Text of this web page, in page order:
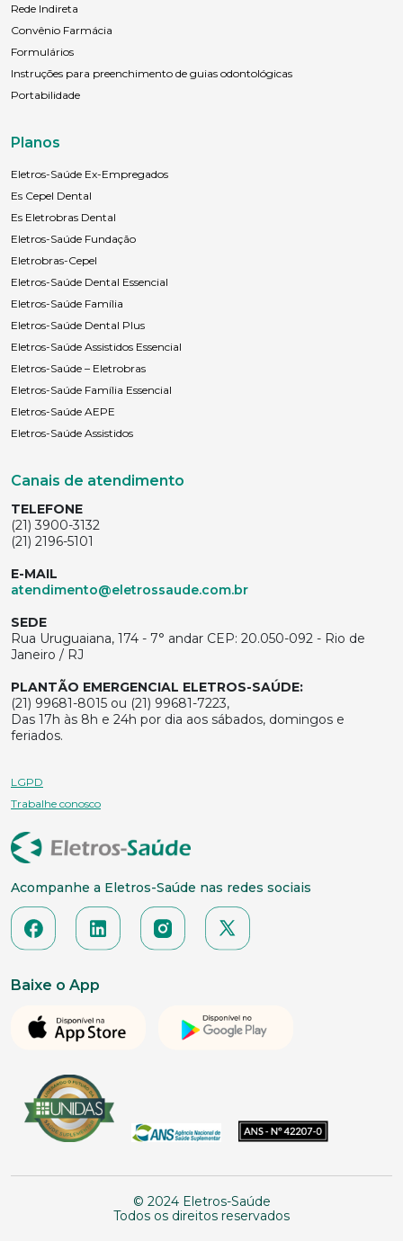
Rede Indireta
Convênio Farmácia
Formulários
Instruções para preenchimento de guias odontológicas
Portabilidade
Planos
Eletros-Saúde Ex-Empregados
Es Cepel Dental
Es Eletrobras Dental
Eletros-Saúde Fundação
Eletrobras-Cepel
Eletros-Saúde Dental Essencial
Eletros-Saúde Família
Eletros-Saúde Dental Plus
Eletros-Saúde Assistidos Essencial
Eletros-Saúde – Eletrobras
Eletros-Saúde Família Essencial
Eletros-Saúde AEPE
Eletros-Saúde Assistidos
Canais de atendimento
TELEFONE
(21) 3900-3132
(21) 2196-5101
E-MAIL
atendimento@eletrossaude.com.br
SEDE
Rua Uruguaiana, 174 - 7° andar CEP: 20.050-092 - Rio de
Janeiro / RJ
PLANTÃO EMERGENCIAL ELETROS-SAÚDE:
(21) 99681-8015 ou (21) 99681-7223,
Das 17h às 8h e 24h por dia aos sábados, domingos e
feriados.
LGPD
Trabalhe conosco
Acompanhe a Eletros-Saúde nas redes sociais
Baixe o App
© 2024 Eletros-Saúde
Todos os direitos reservados